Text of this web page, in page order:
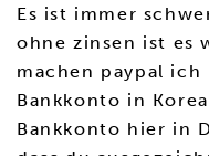
Es ist immer
ohne zinsen ist es
machen paypal ich
Bankkonto in
Bankkonto hier in